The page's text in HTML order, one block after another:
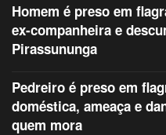
Homem é preso em
ex-companheira e
Pirassununga
Pedreiro é preso em
doméstica, ameaça e
quem mora